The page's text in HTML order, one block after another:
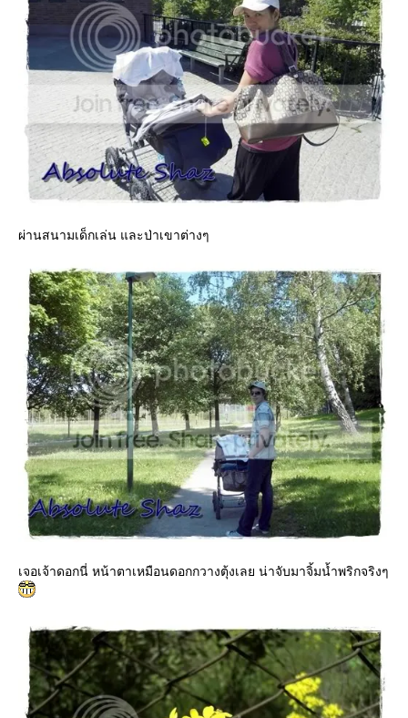
ผ่านสนามเด็กเล่น และป่าเขาต่างๆ
เจอเจ้าดอกนี่ หน้าตาเหมือนดอกกวางตุ้งเลย น่าจับมาจิ้มน้ำพริกจริงๆ